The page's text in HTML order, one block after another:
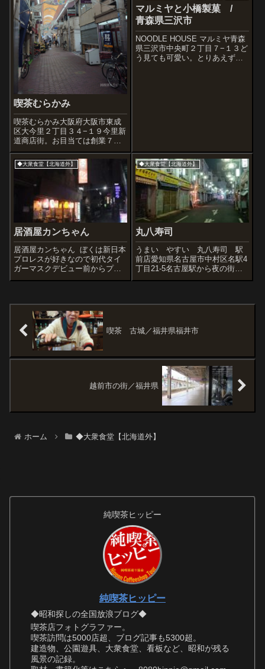
喫茶むらかみ
喫茶むらかみ大阪府大阪市東成
区大今里２丁目３４−１９今里新
道商店街。お目当ては創業７０
年の喫茶むらかみさん。あ、見
えてきました。ショーウインド
ーやタイル、優勝旗のような特
大のれん、古いガラスなど、こ
れはもうたまらんです。棚の上
はステンレスか...
マルミヤと小橋製菓 /
青森県三沢市
NOODLE HOUSE マルミヤ青森
県三沢市中央町２丁目７−１３ど
う見ても可愛い。とりあえず入
◆大衆食堂【北海道外】
居酒屋カンちゃん
居酒屋カンちゃん ぼくは新日本
プロレスが好きなので初代タイ
ガーマスクデビュー前からプロ
レスを楽しんできたのです。プ
す。なので引退したレスラーさ
んが開業している店によく足を
運びます。東...
◆大衆食堂【北海道外】
丸八寿司
うまい やすい 丸八寿司 駅
前店愛知県名古屋市中村区名駅4
丁目21-5名古屋駅から夜の街を
てくてく歩きます、途中、スペ
くとしては、北海道以外で寿司
めてかも...
喫茶 古城／福井県福井市
越前市の街／福井県
ホーム ◆大衆食堂【北海道外】
純喫茶ヒッピー
純喫茶ヒッピー
◆昭和探しの全国放浪ブログ◆
喫茶店フォトグラファー。
喫茶訪問は5000店超、ブログ記事も5300超。
建造物、公園遊具、大衆食堂、看板など、昭和が残る
風景の記録。